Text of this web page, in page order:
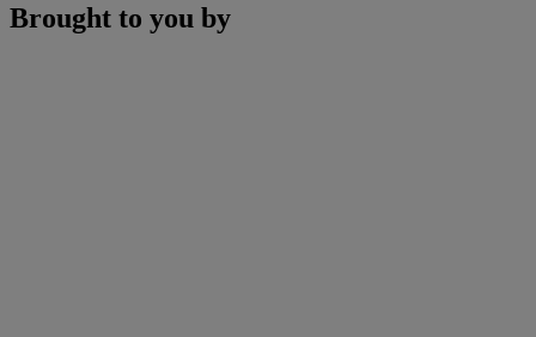
Brought to you by